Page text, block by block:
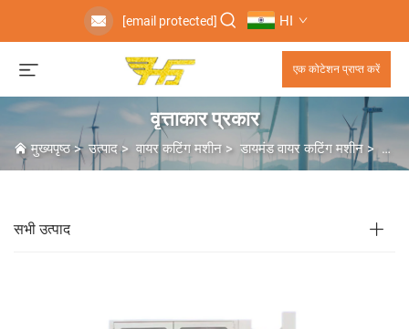
[email protected] HI
एक कोटेशन प्राप्त करें
वृत्ताकार प्रकार
मुख्यपृष्ठ> उत्पाद> वायर कटिंग मशीन > डायमंड वायर कटिंग मशीन >
सभी उत्पाद